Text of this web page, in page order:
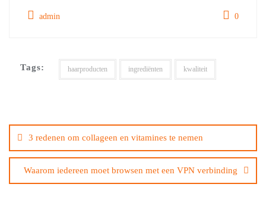
admin 0
Tags: haarproducten ingrediënten kwaliteit
navigatie
3 redenen om collageen en vitamines te nemen
Waarom iedereen moet browsen met een VPN verbinding